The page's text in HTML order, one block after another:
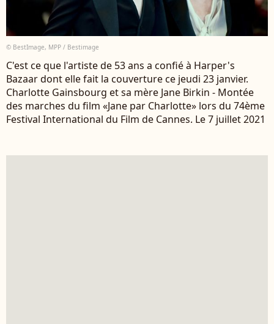
© BestImage, MPP / Bestimage
C'est ce que l'artiste de 53 ans a confié à Harper's
Bazaar dont elle fait la couverture ce jeudi 23 janvier.
Charlotte Gainsbourg et sa mère Jane Birkin - Montée
des marches du film «Jane par Charlotte» lors du 74ème
Festival International du Film de Cannes. Le 7 juillet 2021